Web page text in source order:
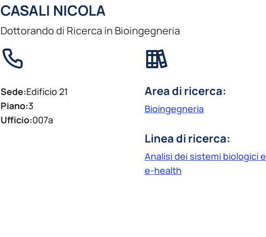
CASALI NICOLA
Dottorando di Ricerca in Bioingegneria
Sede:Edificio 21
Piano:3
Ufficio:007a
Area di ricerca:
Bioingegneria
Linea di ricerca:
Analisi dei sistemi biologici e
e-health